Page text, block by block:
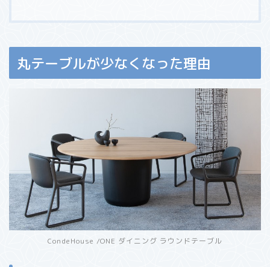
丸テーブルが少なくなった理由
CondeHouse /ONE ダイニング ラウンドテーブル